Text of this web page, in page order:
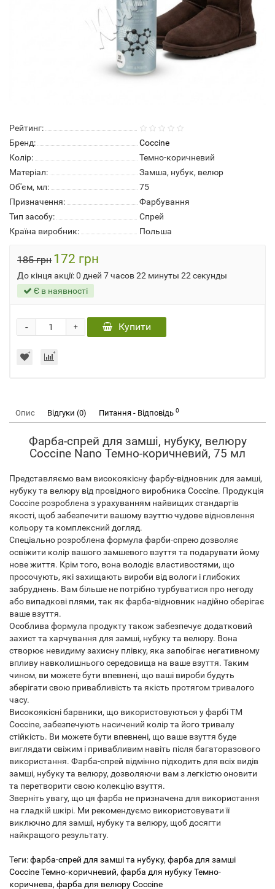
Рейтинг:
Бренд:
Coccine
Колір:
Темно-коричневий
Матеріал:
Замша, нубук, велюр
Об'єм, мл:
75
Призначення:
Фарбування
Тип засобу:
Спрей
Країна виробник:
Польша
185 грн 172 грн
До кінця акції:0 дней 7 часов 22 минуты 22 секунды
Є в наявності
+
- Купити
Опис Відгуки (0) Питання - Відповідь 0
Фарба-спрей для замші, нубуку, велюру
Coccine Nano Темно-коричневий, 75 мл
Представляємо вам високоякісну фарбу-відновник для замші,
нубуку та велюру від провідного виробника Coccine. Продукція
Coccine розроблена з урахуванням найвищих стандартів
якості, щоб забезпечити вашому взуттю чудове відновлення
кольору та комплексний догляд.
Спеціально розроблена формула фарби-спрею дозволяє
освіжити колір вашого замшевого взуття та подарувати йому
нове життя. Крім того, вона володіє властивостями, що
просочують, які захищають вироби від вологи і глибоких
забруднень. Вам більше не потрібно турбуватися про негоду
або випадкові плями, так як фарба-відновник надійно оберігає
ваше взуття.
Особлива формула продукту також забезпечує додатковий
захист та харчування для замші, нубуку та велюру. Вона
створює невидиму захисну плівку, яка запобігає негативному
впливу навколишнього середовища на ваше взуття. Таким
чином, ви можете бути впевнені, що ваші вироби будуть
зберігати свою привабливість та якість протягом тривалого
часу.
Високоякісні барвники, що використовуються у фарбі ТМ
Coccine, забезпечують насичений колір та його тривалу
стійкість. Ви можете бути впевнені, що ваше взуття буде
виглядати свіжим і привабливим навіть після багаторазового
використання. Фарба-спрей відмінно підходить для всіх видів
замші, нубуку та велюру, дозволяючи вам з легкістю оновити
та перетворити свою колекцію взуття.
Зверніть увагу, що ця фарба не призначена для використання
на гладкій шкірі. Ми рекомендуємо використовувати її
виключно для замші, нубуку та велюру, щоб досягти
найкращого результату.
Теги:фарба-спрей для замші та нубуку, фарба для замші
Coccine Темно-коричневий, фарба для нубуку Темно-
коричнева, фарба для велюру Coccine